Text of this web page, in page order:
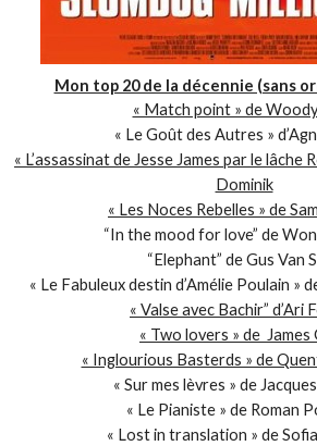
Mon top 20 de la décennie (sans
« Match point » de
« Le Goût des Autres »
« L’assassinat de Jesse James par le lâche
Dominik
« Les Noces Rebelles » de
“In the mood for love” de
“Elephant” de Gus Van
« Le Fabuleux destin d’Amélie Poulain »
« Valse avec Bachir” d’Ari
« Two lovers » de James
« Inglourious Basterds » de
« Sur mes lèvres » de
« Le Pianiste » de Roman
« Lost in translation » de